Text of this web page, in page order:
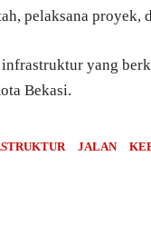
pelaksana proyek,
yang
Bekasi.
JALAN